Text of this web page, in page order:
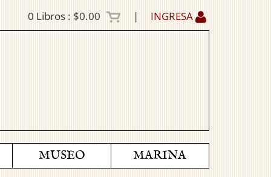
0 Libros : $0.00 | INGRESA
MUSEO MARINA